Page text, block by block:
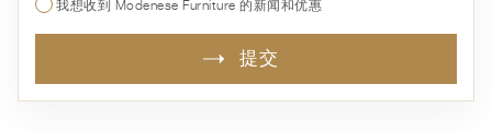
我想收到 Modenese Furniture 的新闻和优惠
提交